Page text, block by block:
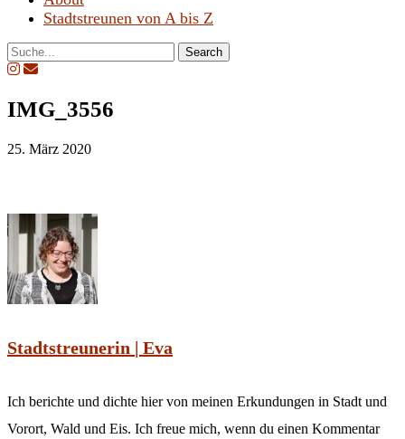
Stadtstreunen von A bis Z
Search
IMG_3556
25. März 2020
Stadtstreunerin | Eva
Ich berichte und dichte hier von meinen Erkundungen in Stadt und
Vorort, Wald und Eis. Ich freue mich, wenn du einen Kommentar